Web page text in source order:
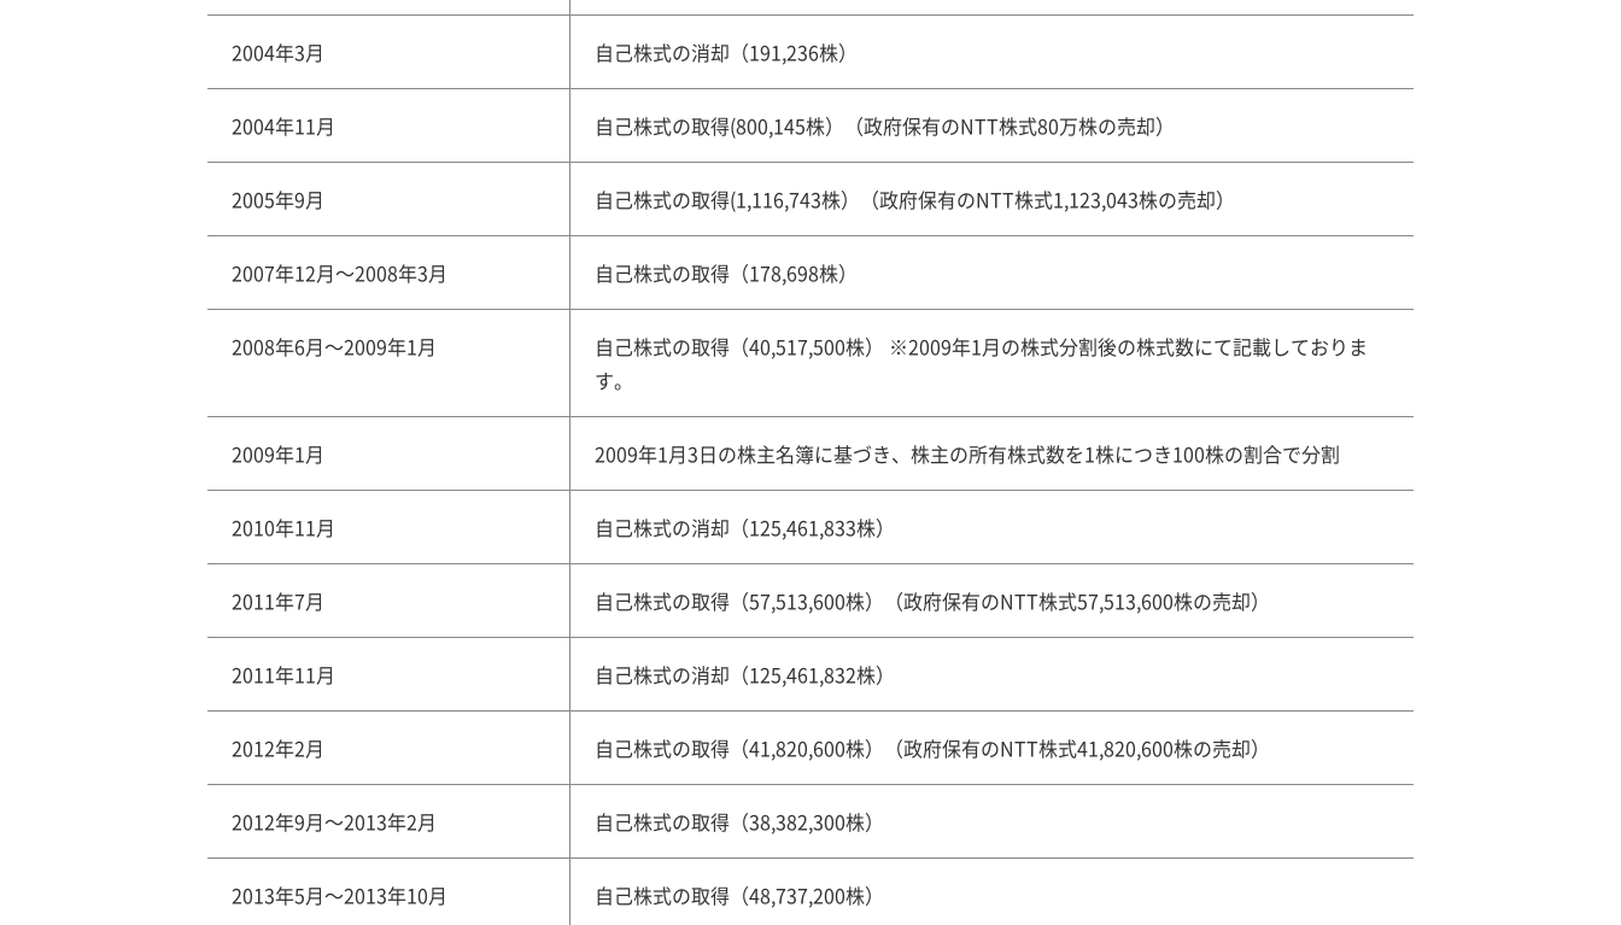
2004年3月 自己株式の消却（191,236株）
2004年11月 自己株式の取得(800,145株）（政府保有のNTT株式80万株の売却）
2005年9月 自己株式の取得(1,116,743株）（政府保有のNTT株式1,123,043株の売却）
2007年12月～2008年3月 自己株式の取得（178,698株）
2008年6月～2009年1月
自己株式の取得（40,517,500株） ※2009年1月の株式分割後の株式数にて記載しておりま
す。
2009年1月 2009年1月3日の株主名簿に基づき、株主の所有株式数を1株につき100株の割合で分割
2010年11月 自己株式の消却（125,461,833株）
2011年7月 自己株式の取得（57,513,600株）（政府保有のNTT株式57,513,600株の売却）
2011年11月 自己株式の消却（125,461,832株）
2012年2月 自己株式の取得（41,820,600株）（政府保有のNTT株式41,820,600株の売却）
2012年9月～2013年2月 自己株式の取得（38,382,300株）
2013年5月～2013年10月 自己株式の取得（48,737,200株）